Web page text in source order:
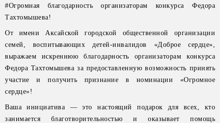
#Огромная благодарность организаторам конкурса Федора
Тахтомышева!
От имени Аксайской городской общественной организации
семей, воспитывающих детей-инвалидов «Доброе сердце»,
выражаем искреннюю благодарность организаторам конкурса
Федора Тахтомышева за предоставленную возможность принять
участие и получить признание в номинации «Огромное
сердце»!
Ваша инициатива — это настоящий подарок для всех, кто
занимается благотворительностью и оказывает помощь